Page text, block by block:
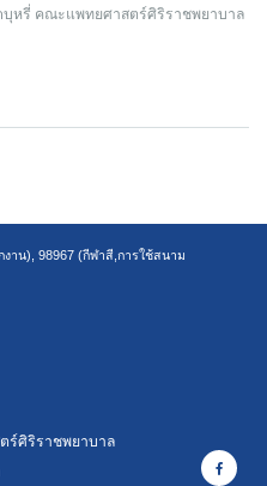
หรี่ คณะแพทยศาสตร์ศิริราชพยาบาล
าน), 98967 (กีฬาสี,การใช้สนาม
ร์ศิริราชพยาบาล